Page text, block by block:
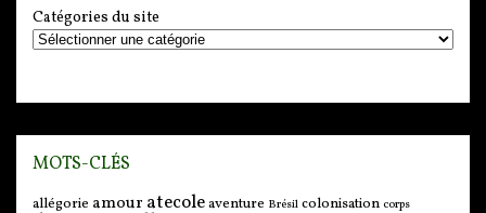
Catégories du site
MOTS-CLÉS
allégorie amour atecoleaventure Brésil colonisation corps